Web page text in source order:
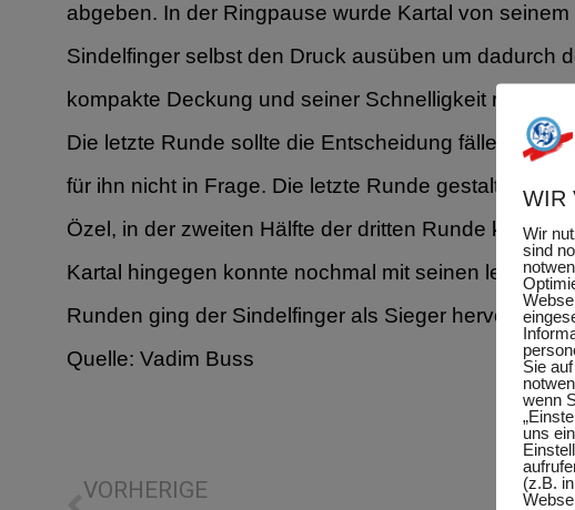
abgeben. In der Ringpause wurde Kartal von
Sindelfinger selbst den Druck ausüben um dadurch
kompakte Deckung und seiner Schnelligkeit
Die letzte Runde sollte die Entscheidung fällen,
für ihn nicht in Frage. Die letzte Runde gestaltete
Özel, in der zweiten Hälfte der dritten Runde konnte
Kartal hingegen konnte nochmal mit seinen letzten
Runden ging der Sindelfinger als Sieger hervor.
Quelle: Vadim Buss
VORHERIGE
WIR
Wir
sind
Sie
wenn
uns
(z.B.